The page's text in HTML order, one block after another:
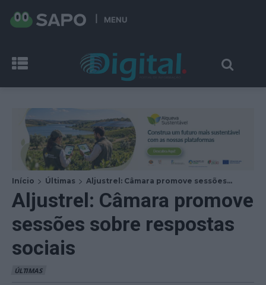
MENU
Início Últimas Aljustrel: Câmara promove sessões...
Aljustrel: Câmara promove
sessões sobre respostas
sociais
ÚLTIMAS